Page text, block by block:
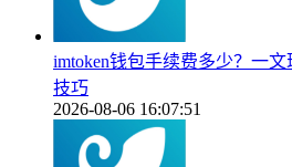
imtoken钱包手续费多少？一
技巧
2026-08-06 16:07:51